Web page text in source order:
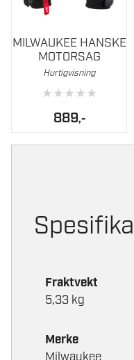
MILWAUKEE HANSKE
MOTORSAG
Hurtigvisning
★★★★★
889,-
produktet
varianter.
Alternativene
velges
Fraktvekt
5,33 kg
Merke